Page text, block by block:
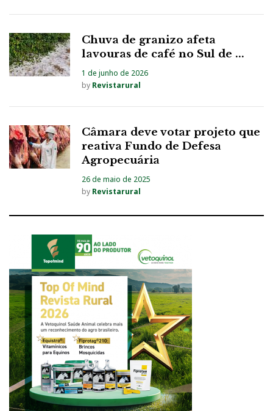
Chuva de granizo afeta
lavouras de café no Sul de ...
1 de junho de 2026
by Revistarural
Câmara deve votar projeto que
reativa Fundo de Defesa
Agropecuária
26 de maio de 2025
by Revistarural